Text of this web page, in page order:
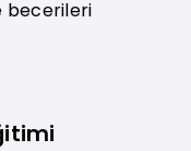
becerileri